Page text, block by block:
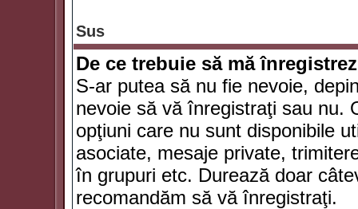
Sus
De ce trebuie să mă
S-ar putea să nu fie nevoie,
nevoie să vă înregistraţi sau nu.
opţiuni care nu sunt disponibile
asociate, mesaje private,
în grupuri etc. Durează doar
recomandăm să vă înregistraţi.